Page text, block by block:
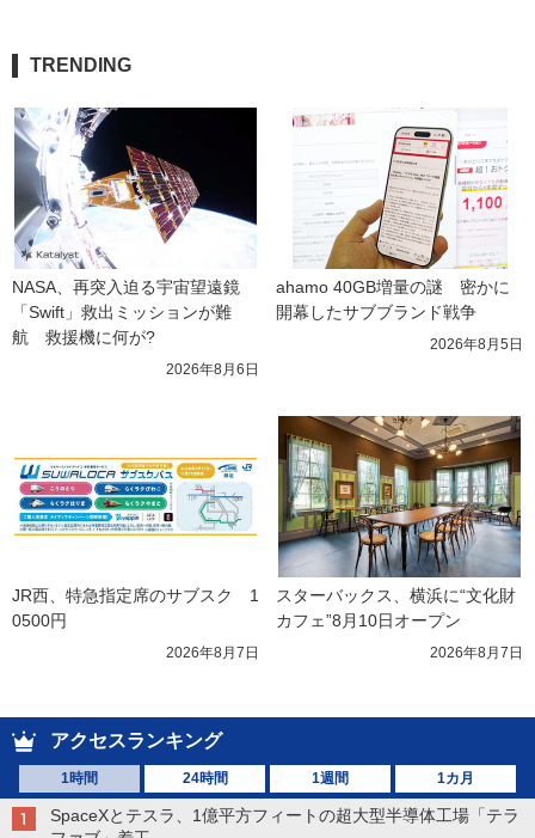
TRENDING
NASA、再突入迫る宇宙望遠鏡
「Swift」救出ミッションが難
航　救援機に何が?
2026年8月6日
ahamo 40GB増量の謎　密かに
開幕したサブブランド戦争
2026年8月5日
JR西、特急指定席のサブスク　1
0500円
2026年8月7日
スターバックス、横浜に“文化財
カフェ”8月10日オープン
2026年8月7日
アクセスランキング
1時間 24時間 1週間 1カ月
SpaceXとテスラ、1億平方フィートの超大型半導体工場「テラ